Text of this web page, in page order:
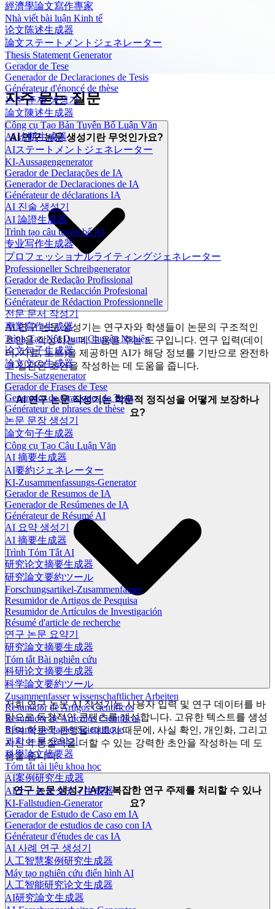
經濟學論文寫作專家
Nhà viết bài luận Kinh tế
论文陈述生成器
論文ステートメントジェネレーター
Thesis Statement Generator
Gerador de Tese
Generador de Declaraciones de Tesis
Générateur d'énoncé de thèse
논문 주제 생성기
論文陳述生成器
Công cụ Tạo Bản Tuyên Bố Luận Văn
AI 论断生成器
AIステートメントジェネレーター
KI-Aussagengenerator
Gerador de Declarações de IA
Generador de Declaraciones de IA
Générateur de déclarations IA
AI 진술 생성기
AI 論證生成器
Trình tạo câu tuyên bố AI
专业写作生成器
プロフェッショナルライティングジェネレーター
Professioneller Schreibgenerator
Gerador de Redação Profissional
Generador de Redacción Profesional
Générateur de Rédaction Professionnelle
전문 문서 작성기
專業寫作生成器
Trình Tạo Nội Dung Chuyên Nghiệp
论文句子生成器
論文文の生成器
Thesis-Satzgenerator
Gerador de Frases de Tese
Generador de Oraciones de Tesis
Générateur de phrases de thèse
논문 문장 생성기
論文句子生成器
Công cụ Tạo Câu Luận Văn
AI 摘要生成器
AI要約ジェネレーター
KI-Zusammenfassungs-Generator
Gerador de Resumos de IA
Generador de Resúmenes de IA
Générateur de Résumé AI
AI 요약 생성기
AI 摘要生成器
Trình Tóm Tắt AI
研究论文摘要生成器
研究論文要約ツール
Forschungsartikel-Zusammenfasser
Resumidor de Artigos de Pesquisa
Resumidor de Artículos de Investigación
Résumé d'article de recherche
연구 논문 요약기
研究論文摘要生成器
Tóm tắt Bài nghiên cứu
科研论文摘要生成器
科学論文要約ツール
Zusammenfasser wissenschaftlicher Arbeiten
Resumidor de Artigos Científicos
Resumidor de Artículos Científicos
Résumé de Papier Scientifique
과학 논문 요약기
科學論文摘要器
Tóm tắt tài liệu khoa học
AI案例研究生成器
AIケーススタディ生成器
KI-Fallstudien-Generator
Gerador de Estudo de Caso em IA
Generador de estudios de caso con IA
Générateur d'études de cas IA
AI 사례 연구 생성기
人工智慧案例研究生成器
Máy tạo nghiên cứu điển hình AI
人工智能研究论文生成器
AI研究論文生成器
자주 묻는 질문
AI 연구 논문 생성기란 무엇인가요?
AI 연구 논문 생성기는 연구자와 학생들이 논문의 구조적인
초안을 작성하는 데 도움을 주는 도구입니다. 연구 입력(데이
터, 자료, 노트)을 제공하면 AI가 해당 정보를 기반으로 완전하
고 일관된 초안을 작성하는 데 도움을 줍니다.
AI 연구 논문 작성기는 학문적 정직성을 어떻게 보장하나
요?
저희 연구 논문 AI 작성기는 사용자 입력 및 연구 데이터를 바
탕으로 독창적인 콘텐츠를 생성합니다. 고유한 텍스트를 생성
하며 학문적 관행을 따르기 때문에, 사실 확인, 개인화, 그리고
자신의 통찰력을 더할 수 있는 강력한 초안을 작성하는 데 도
움을 줍니다.
연구 논문 생성기 AI가 복잡한 연구 주제를 처리할 수 있나
요?